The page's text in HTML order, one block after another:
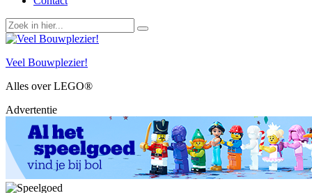
Zoek
naar:
Veel Bouwplezier!
Alles over LEGO®
Advertentie